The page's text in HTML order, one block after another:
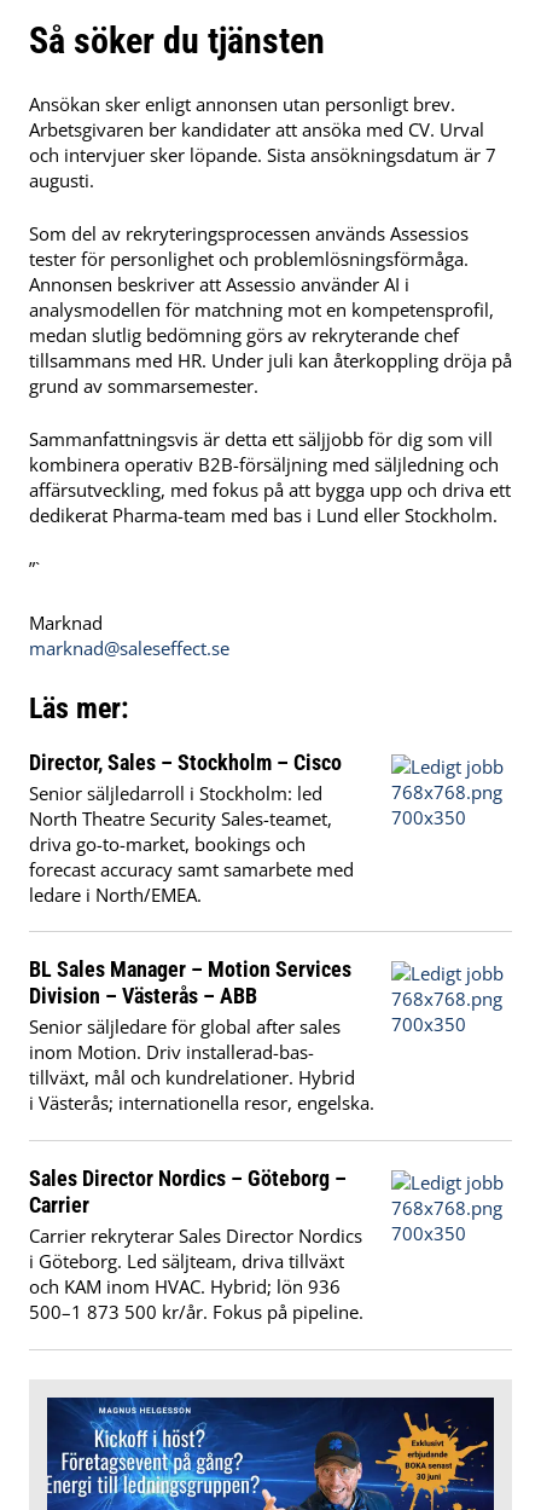
Så söker du tjänsten
Ansökan sker enligt annonsen utan personligt brev.
Arbetsgivaren ber kandidater att ansöka med CV. Urval
och intervjuer sker löpande. Sista ansökningsdatum är 7
augusti.
Som del av rekryteringsprocessen används Assessios
tester för personlighet och problemlösningsförmåga.
Annonsen beskriver att Assessio använder AI i
analysmodellen för matchning mot en kompetensprofil,
medan slutlig bedömning görs av rekryterande chef
tillsammans med HR. Under juli kan återkoppling dröja på
grund av sommarsemester.
Sammanfattningsvis är detta ett säljjobb för dig som vill
kombinera operativ B2B-försäljning med säljledning och
affärsutveckling, med fokus på att bygga upp och driva ett
dedikerat Pharma-team med bas i Lund eller Stockholm.
”`
Marknad
marknad@saleseffect.se
Läs mer:
Director, Sales – Stockholm – Cisco
Senior säljledarroll i Stockholm: led
North Theatre Security Sales-teamet,
driva go-to-market, bookings och
forecast accuracy samt samarbete med
ledare i North/EMEA.
BL Sales Manager – Motion Services
Division – Västerås – ABB
Senior säljledare för global after sales
inom Motion. Driv installerad-bas-
tillväxt, mål och kundrelationer. Hybrid
i Västerås; internationella resor, engelska.
Sales Director Nordics – Göteborg –
Carrier
Carrier rekryterar Sales Director Nordics
i Göteborg. Led säljteam, driva tillväxt
och KAM inom HVAC. Hybrid; lön 936
500–1 873 500 kr/år. Fokus på pipeline.